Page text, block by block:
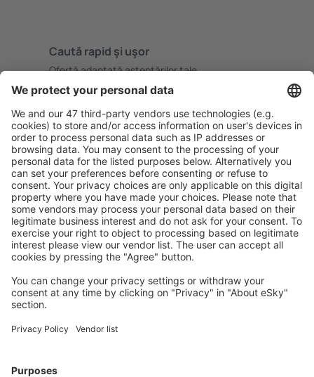
Caută rapid şi uşor
Ofertă adaptată aşteptărilor tale.
Planifică ȋn siguranţă
Rezervare fără griji cu opțiune gratuită de anulare.
Economiseşte mai mult
Prețuri atractive și oferte speciale pentru utilizatorii
conectați.
Cazarea preferată
Alege din peste 1,3 mil. de opţiuni: hoteluri, cabane,
Cele mai căutate hoteluri de către utilizatorii eSky